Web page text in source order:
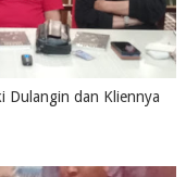
Dulangin dan Kliennya